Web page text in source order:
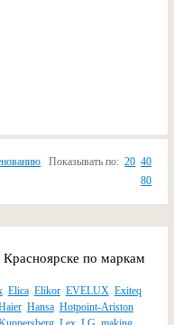
Показывать по: 20 40
80
по маркам
Elica Elikor EVELUX Exiteq
Hansa Hotpoint-Ariston